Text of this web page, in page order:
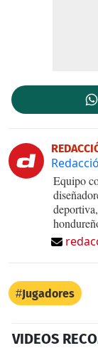
Equipo
Jugadores
VIDEOS